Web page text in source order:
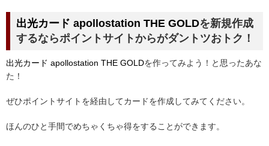
出光カード apollostation THE GOLDを新規作成
するならポイントサイトからがダントツおトク！
出光カード apollostation THE GOLDを作ってみよう！と思ったあな
た！
ぜひポイントサイトを経由してカードを作成してみてください。
ほんのひと手間でめちゃくちゃ得をすることができます。